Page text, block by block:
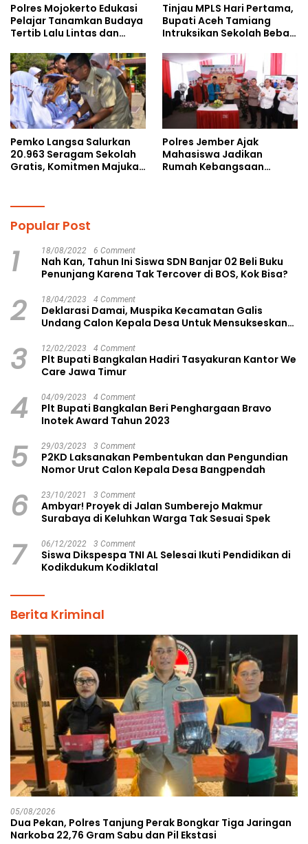
Polres Mojokerto Edukasi
Pelajar Tanamkan Budaya
Tertib Lalu Lintas dan
Tinjau MPLS Hari Pertama,
Bupati Aceh Tamiang
Intruksikan Sekolah Bebas
Pemko Langsa Salurkan
20.963 Seragam Sekolah
Gratis, Komitmen Majukan
Polres Jember Ajak
Mahasiswa Jadikan
Rumah Kebangsaan
Popular Post
1 18/08/2022 6 Comment
Nah Kan, Tahun Ini Siswa SDN Banjar 02 Beli Buku
Penunjang Karena Tak Tercover di BOS, Kok Bisa?
2 18/04/2023 4 Comment
Deklarasi Damai, Muspika Kecamatan Galis
Undang Calon Kepala Desa Untuk Mensukseskan
3 12/02/2023 4 Comment
Plt Bupati Bangkalan Hadiri Tasyakuran Kantor We
Care Jawa Timur
4 04/09/2023 4 Comment
Plt Bupati Bangkalan Beri Penghargaan Bravo
Inotek Award Tahun 2023
5 29/03/2023 3 Comment
P2KD Laksanakan Pembentukan dan Pengundian
Nomor Urut Calon Kepala Desa Bangpendah
6 23/10/2021 3 Comment
Ambyar! Proyek di Jalan Sumberejo Makmur
Surabaya di Keluhkan Warga Tak Sesuai Spek
7 06/12/2022 3 Comment
Siswa Dikspespa TNI AL Selesai Ikuti Pendidikan di
Kodikdukum Kodiklatal
Berita Kriminal
05/08/2026
Dua Pekan, Polres Tanjung Perak Bongkar Tiga Jaringan
Narkoba 22,76 Gram Sabu dan Pil Ekstasi